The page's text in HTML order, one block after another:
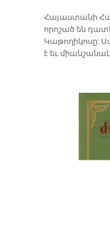
​Հայաստանի
որոշած են
Կաթողիկոսը:
է եւ